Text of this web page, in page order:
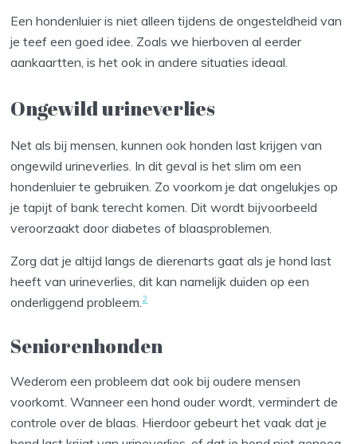
Een hondenluier is niet alleen tijdens de ongesteldheid van
je teef een goed idee. Zoals we hierboven al eerder
aankaartten, is het ook in andere situaties ideaal.
Ongewild urineverlies
Net als bij mensen, kunnen ook honden last krijgen van
ongewild urineverlies. In dit geval is het slim om een
hondenluier te gebruiken. Zo voorkom je dat ongelukjes op
je tapijt of bank terecht komen. Dit wordt bijvoorbeeld
veroorzaakt door diabetes of blaasproblemen.
Zorg dat je altijd langs de dierenarts gaat als je hond last
heeft van urineverlies, dit kan namelijk duiden op een
onderliggend probleem.2
Seniorenhonden
Wederom een probleem dat ook bij oudere mensen
voorkomt. Wanneer een hond ouder wordt, vermindert de
controle over de blaas. Hierdoor gebeurt het vaak dat je